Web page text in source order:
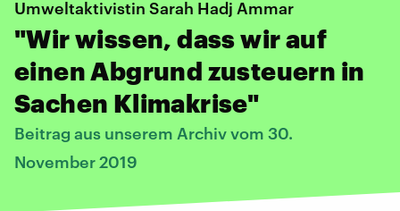
Umweltaktivistin Sarah Hadj Ammar
"Wir wissen, dass wir auf
einen Abgrund zusteuern in
Sachen Klimakrise"
Beitrag aus unserem Archiv vom 30.
November 2019